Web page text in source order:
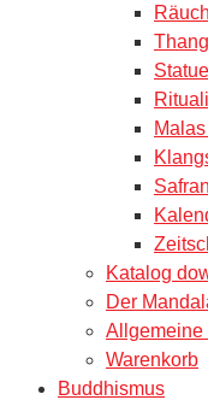
Safran
Katalog
Der
Allgemeine
Warenkorb
Buddhismus